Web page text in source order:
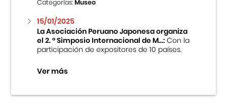
Categorías:Museo
15/01/2025
La Asociación Peruano Japonesa organiza
el 2. ° Simposio Internacional de M...:Con la
participación de expositores de 10 países.
Ver más